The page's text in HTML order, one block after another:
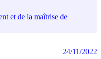
et de la maîtrise de
24/11/2022